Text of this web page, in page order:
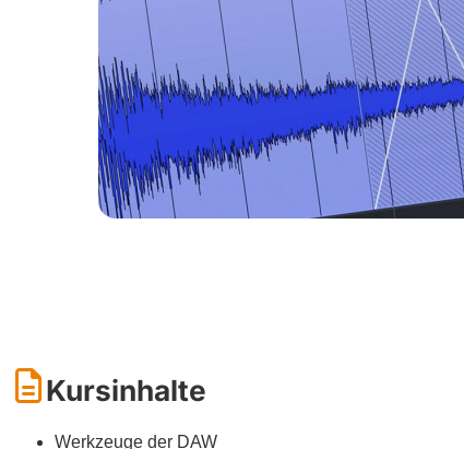
Kursinhalte
Werkzeuge der DAW